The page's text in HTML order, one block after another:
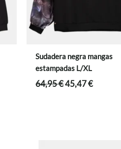
Sudadera negra mangas
estampadas L/XL
64,95€El
45,47€El